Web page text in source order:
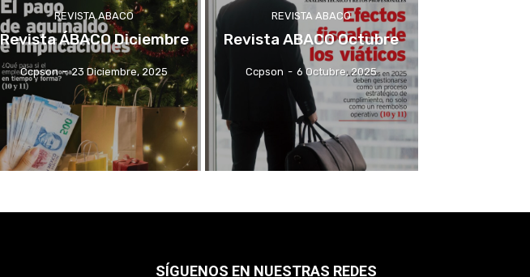
REVISTA ABACO
Revista ÁBACO Diciembre
Ccpson - 23 Diciembre, 2025
REVISTA ABACO
Revista ABACO Octubre
Ccpson - 6 Octubre, 2025
SÍGUENOS EN NUESTRAS REDES